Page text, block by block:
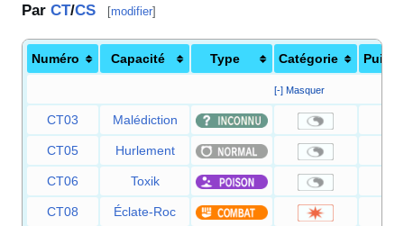
Par CT/CS [modifier]
Numéro Capacité Type Catégorie
[-] Masquer
CT03 Malédiction
CT05 Hurlement
CT06 Toxik
CT08 Éclate-Roc